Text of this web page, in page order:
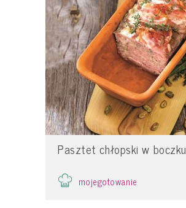
Pasztet chłopski w boczku
mojegotowanie